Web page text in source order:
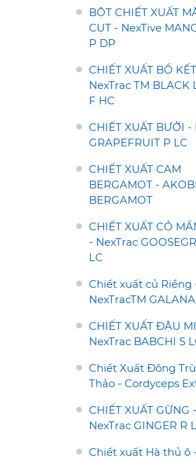
BỘT CHIẾT XUẤT
CỤT - NexTive
P DP
CHIẾT XUẤT BỒ
NexTrac TM BLACK
F HC
CHIẾT XUẤT BƯỞI -
GRAPEFRUIT P LC
CHIẾT XUẤT CAM
BERGAMOT -
BERGAMOT
CHIẾT XUẤT CỎ
- NexTrac
LC
Chiết xuất củ Riềng
NexTracTM
CHIẾT XUẤT ĐẬU
NexTrac BABCHI S
Chiết Xuất Đông
Thảo - Cordyceps
CHIẾT XUẤT GỪNG -
NexTrac GINGER R
Chiết xuất Hà thủ ô -